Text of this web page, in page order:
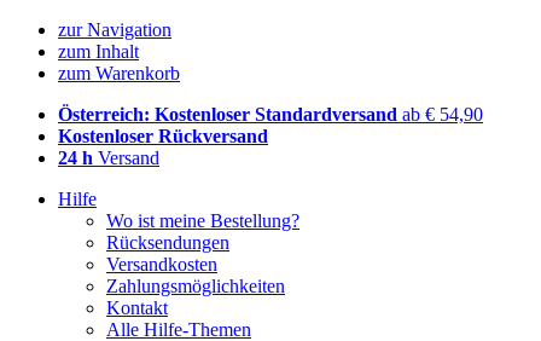
zur Navigation
zum Inhalt
zum Warenkorb
Österreich: Kostenloser Standardversand ab € 54,90
Kostenloser Rückversand
24 h Versand
Hilfe
Wo ist meine Bestellung?
Rücksendungen
Versandkosten
Zahlungsmöglichkeiten
Kontakt
Alle Hilfe-Themen